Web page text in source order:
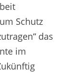
Schutz
das
im